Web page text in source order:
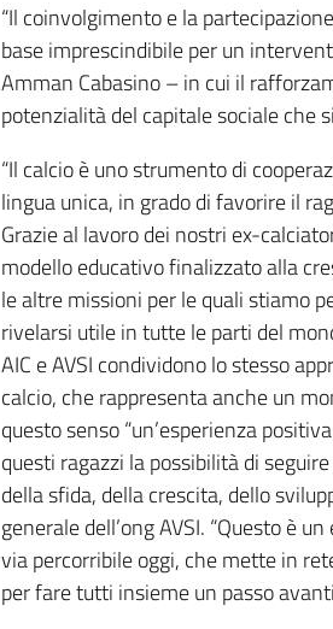
“Il coinvolgimento e la
base imprescindibile per un
Amman Cabasino – in cui il
potenzialità del capitale sociale che
“Il calcio è uno strumento di
lingua unica, in grado di favorire il
Grazie al lavoro dei nostri ex-
modello educativo finalizzato alla
le altre missioni per le quali stiamo
rivelarsi utile in tutte le parti del
AIC e AVSI condividono lo stesso
calcio, che rappresenta anche un
questo senso “un’esperienza
questi ragazzi la possibilità di
della sfida, della crescita, dello
generale dell’ong AVSI. “Questo è
via percorribile oggi, che mette in
per fare tutti insieme un passo